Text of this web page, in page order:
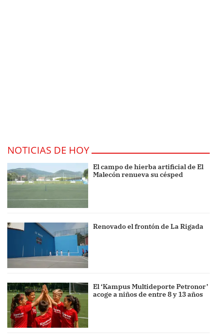
NOTICIAS DE HOY
El campo de hierba artificial de El
Malecón renueva su césped
Renovado el frontón de La Rigada
El ‘Kampus Multideporte Petronor’
acoge a niños de entre 8 y 13 años